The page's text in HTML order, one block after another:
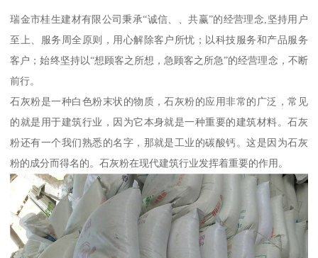
瑞金市桂生建材有限公司秉承“诚信、、共赢”的经营理念,坚持用户
至上、服务周全原则，用心解除客户所忧；以科技服务和产品服务
客户；始终坚持以“想顾客之所想，急顾客之所急”的经营理念，不断
前行。
石灰粉是一种白色粉末状的物质，石灰粉的应用非常的广泛，常见
的就是用于建筑行业，因为它本身就是一种重要的建筑材料。石灰
粉还有一个我们熟悉的名字，那就是工业的碳酸钙。这是因为石灰
粉的成分而得名的。石灰粉在现代建筑行业发挥着重要的作用。